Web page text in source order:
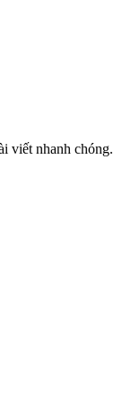
viết nhanh chóng.